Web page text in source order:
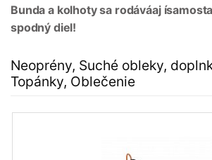
Bunda a kolhoty sa rodáváaj
spodný diel!
Neoprény, Suché obleky,
Topánky, Oblečenie